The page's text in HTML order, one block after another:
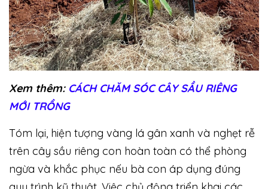
Xem thêm: CÁCH CHĂM SÓC CÂY SẦU RIÊNG
MỚI TRỒNG
Tóm lại, hiện tượng vàng lá gân xanh và nghẹt rễ
trên cây sầu riêng con hoàn toàn có thể phòng
ngừa và khắc phục nếu bà con áp dụng đúng